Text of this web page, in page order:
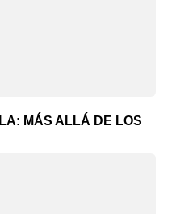
MÁS ALLÁ DE LOS